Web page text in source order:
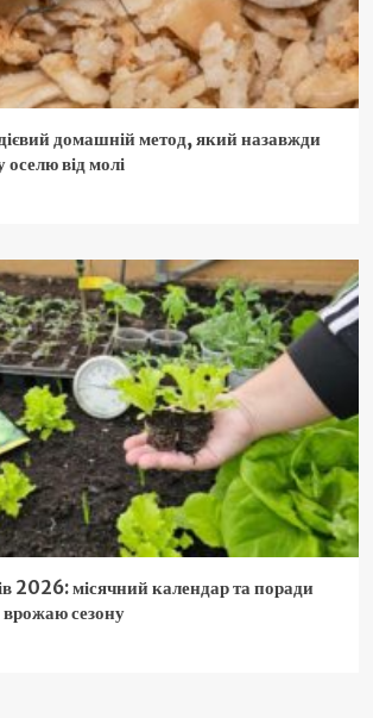
домашній метод, який назавжди
від молі
2026: місячний календар та поради
врожаю сезону